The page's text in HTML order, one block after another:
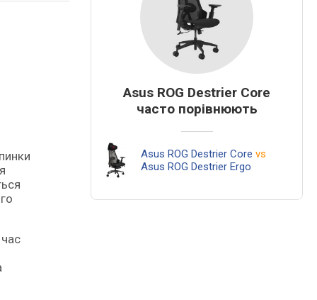
Asus ROG Destrier Core
часто порівнюють
Asus ROG Destrier Core vs
Asus ROG Destrier Ergo